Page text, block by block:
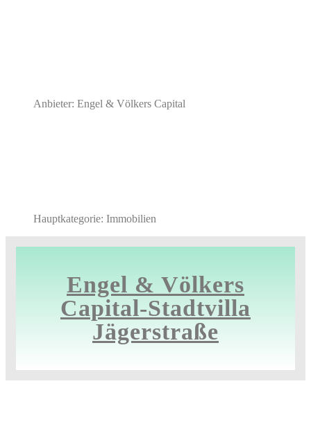
Anbieter: Engel & Völkers Capital
Hauptkategorie: Immobilien
Engel & Völkers
Capital-Stadtvilla
Jägerstraße